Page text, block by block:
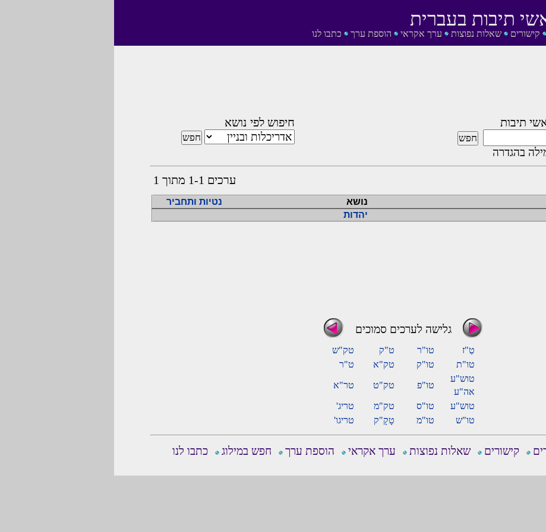
קישורים שאלות נפוצות ערך אקראי הוספת ערך כתבו לנו
תיבות בעברית
תיבות
בהגדרה
חיפוש לפי נושא
ערכים 1-1 מתוך 1
נושא
נטיות ותחביר
יהדות
גלישה לערכים סמוכים
טַ"ז טו"ר ט"ק
טק"ש
טו"ת
טו"ק טק"א
ט"ר
טוש"ע
אה"ע
טו"פ טק"ט טר"א
טוש"ע טו"ס טק"מ
טריג'
טו"ש
טו"מ טָקָ"ק טריגו'
קישורים שאלות נפוצות ערך אקראי הוספת ערך חפש במילוג כתבו לנו